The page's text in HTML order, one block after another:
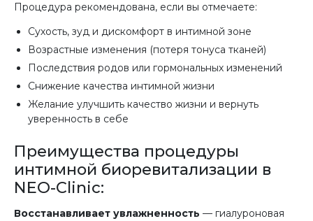
Процедура рекомендована, если вы отмечаете:
Сухость, зуд и дискомфорт в интимной зоне
Возрастные изменения (потеря тонуса тканей)
Последствия родов или гормональных изменений
Снижение качества интимной жизни
Желание улучшить качество жизни и вернуть
уверенность в себе
Преимущества процедуры
интимной биоревитализации в
NEO-Clinic:
Восстанавливает увлажненность — гиалуроновая